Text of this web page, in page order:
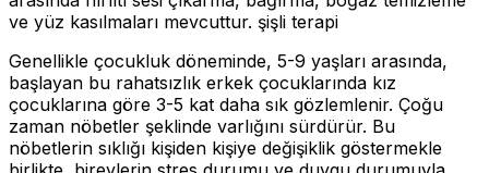
ve yüz kasılmaları mevcuttur. şişli terapi
Genellikle çocukluk döneminde, 5-9 yaşları arasında,
başlayan bu rahatsızlık erkek çocuklarında kız
çocuklarına göre 3-5 kat daha sık gözlemlenir. Çoğu
zaman nöbetler şeklinde varlığını sürdürür. Bu
nöbetlerin sıklığı kişiden kişiye değişiklik göstermekle